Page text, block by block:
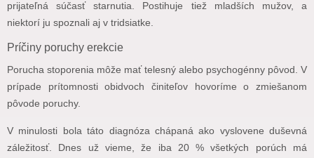
prijateľná súčasť starnutia. Postihuje tiež mladších mužov, a
niektorí ju spoznali aj v tridsiatke.
Príčiny poruchy erekcie
Porucha stoporenia môže mať telesný alebo psychogénny pôvod. V
prípade prítomnosti obidvoch činiteľov hovoríme o zmiešanom
pôvode poruchy.
V minulosti bola táto diagnóza chápaná ako vyslovene duševná
záležitosť. Dnes už vieme, že iba 20 % všetkých porúch má